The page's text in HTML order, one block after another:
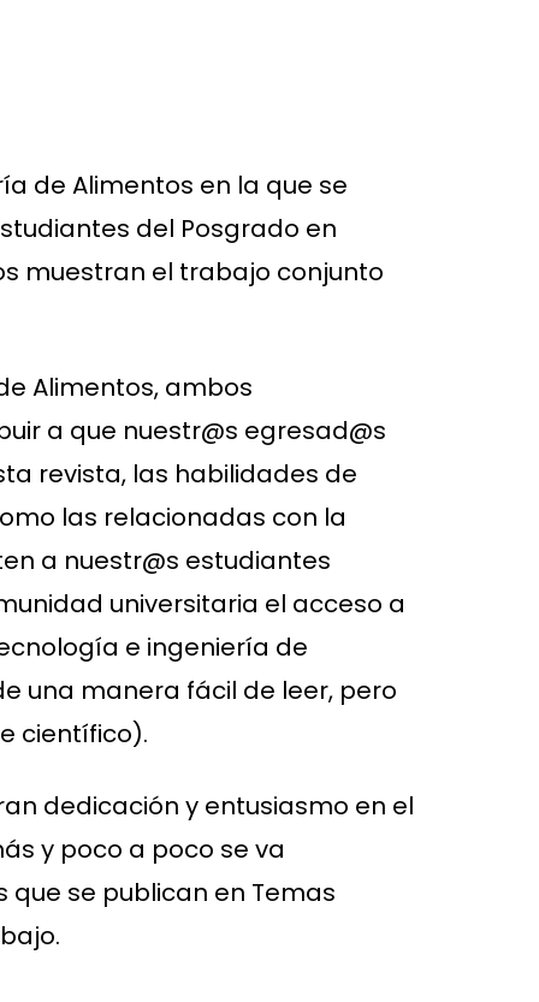
de Alimentos en la que se
del Posgrado en
muestran el trabajo conjunto
Alimentos, ambos
a que nuestr@s egresad@s
revista, las habilidades de
las relacionadas con la
a nuestr@s estudiantes
universitaria el acceso a
e ingeniería de
una manera fácil de leer, pero
científico).
dedicación y entusiasmo en el
y poco a poco se va
se publican en Temas